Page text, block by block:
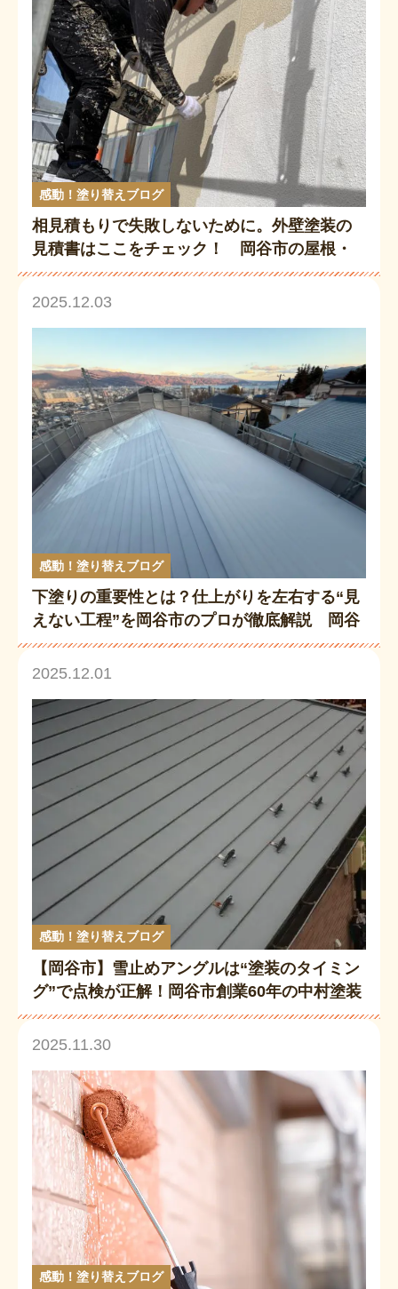
感動！塗り替えブログ
相見積もりで失敗しないために。外壁塗装の
見積書はここをチェック！ 岡谷市の屋根・
外壁塗装専門店が徹底解説
2025.12.03
感動！塗り替えブログ
下塗りの重要性とは？仕上がりを左右する“見
えない工程”を岡谷市のプロが徹底解説 岡谷
市の屋根・外壁塗装専門店
2025.12.01
感動！塗り替えブログ
【岡谷市】雪止めアングルは“塗装のタイミン
グ”で点検が正解！岡谷市創業60年の中村塗装
店が教える安心メンテ術
2025.11.30
感動！塗り替えブログ